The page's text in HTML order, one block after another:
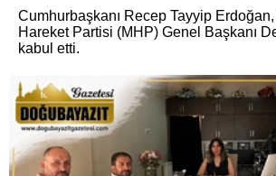
Cumhurbaşkanı Recep Tayyip
Hareket Partisi (MHP) Genel Başkanı
kabul etti.